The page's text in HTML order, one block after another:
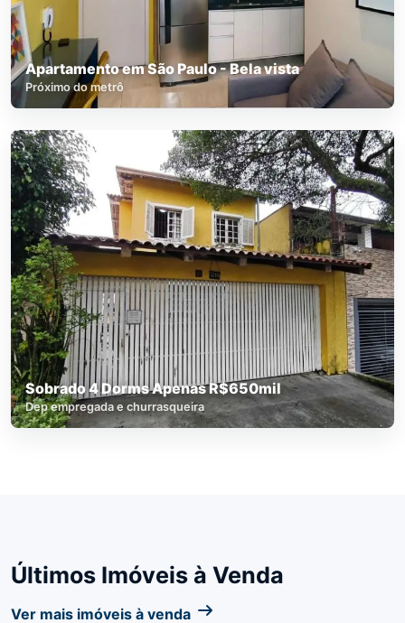
Apartamento em São Paulo - Bela vista
Próximo do metrô
Sobrado 4 Dorms Apenas R$650mil
Dep empregada e churrasqueira
Últimos Imóveis à Venda
Ver mais imóveis à venda